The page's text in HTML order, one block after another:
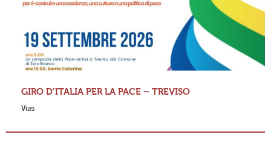
GIRO D’ITALIA PER LA PACE – TREVISO
Vias